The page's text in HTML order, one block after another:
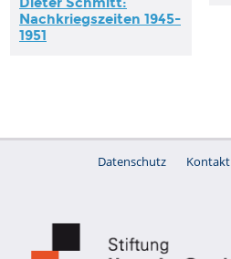
Nachkriegszeiten 1945-
1951
Datenschutz Kontakt